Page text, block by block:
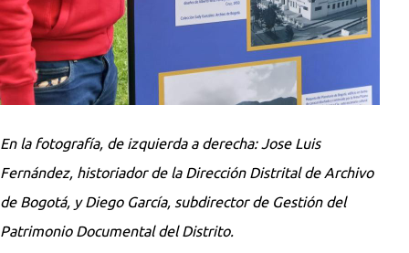
En la fotografía, de izquierda a derecha: Jose Luis
Fernández, historiador de la Dirección Distrital de Archivo
de Bogotá, y Diego García, subdirector de Gestión del
Patrimonio Documental del Distrito.